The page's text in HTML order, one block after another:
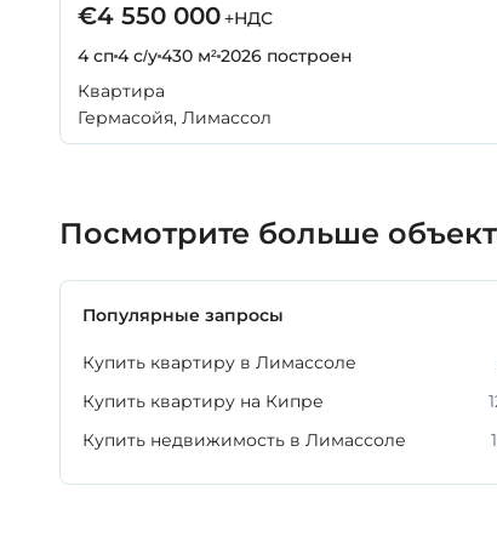
€4 550 000+НДС
4 сп4 с/у430 м²2026 построен
Квартира
Гермасойя, Лимассол
Посмотрите больше
Популярные запросы
Купить квартиру в Лимассоле
Купить квартиру на Кипре
Купить недвижимость в Лимассоле